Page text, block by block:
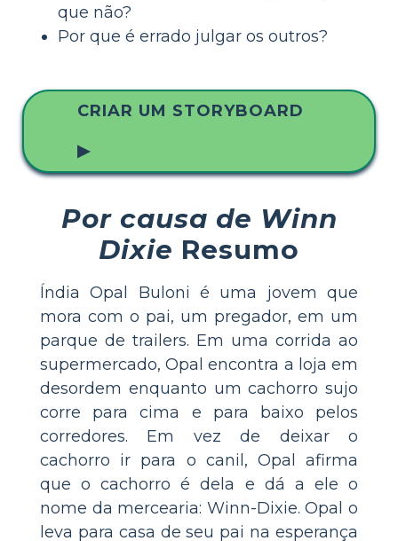
que não?
Por que é errado julgar os outros?
CRIAR UM STORYBOARD
▶
Por causa de Winn
Dixie Resumo
Índia Opal Buloni é uma jovem que
mora com o pai, um pregador, em um
parque de trailers. Em uma corrida ao
supermercado, Opal encontra a loja em
desordem enquanto um cachorro sujo
corre para cima e para baixo pelos
corredores. Em vez de deixar o
cachorro ir para o canil, Opal afirma
que o cachorro é dela e dá a ele o
nome da mercearia: Winn-Dixie. Opal o
leva para casa de seu pai na esperança